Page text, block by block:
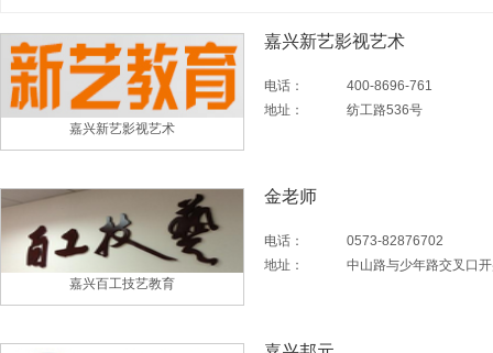
嘉兴新艺影视艺术
嘉兴新艺影视艺术
电话：
400-8696-761
地址：
纺工路536号
嘉兴百工技艺教育
金老师
电话：
0573-82876702
地址：
中山路与少年路交叉口